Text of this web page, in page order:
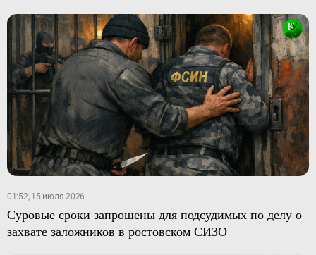
01:52, 15 июля 2026
Суровые сроки запрошены для подсудимых по делу о
захвате заложников в ростовском СИЗО